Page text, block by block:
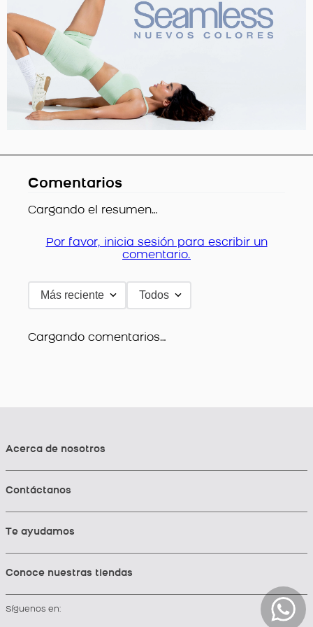
Comentarios
Cargando el resumen…
Por favor, inicia sesión para escribir un
comentario.
Más reciente Todos
Cargando comentarios…
Acerca de nosotros
Contáctanos
Te ayudamos
Conoce nuestras tiendas
Síguenos en: